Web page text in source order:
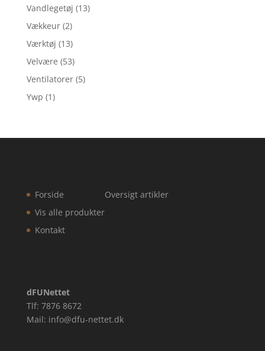
Vandlegetøj (13)
Vækkeur (2)
Værktøj (13)
Velvære (53)
Ventilatorer (5)
Ywp (1)
Forside
Vis alle produkter
Kontakt
Oversigt artikler
dFUNettet
Tlf: 7876 8672
Mail: info@dfu-nettet.dk